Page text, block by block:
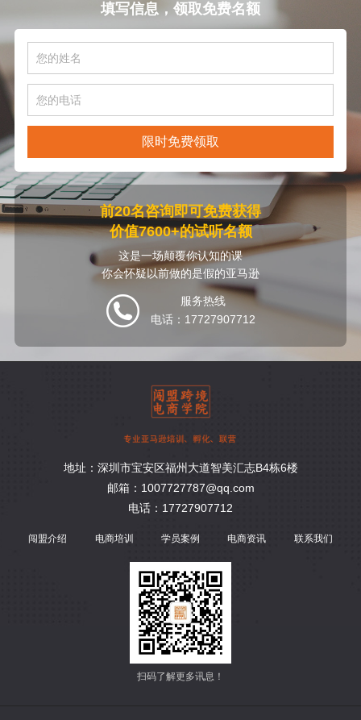
填写信息，领取免费名额
限时免费领取
前20名咨询即可免费获得
价值7600+的试听名额
这是一场颠覆你认知的课
你会怀疑以前做的是假的亚马逊
服务热线
电话：17727907712
地址：深圳市宝安区福州大道智美汇志B4栋6楼
邮箱：1007727787@qq.com
电话：17727907712
闯盟介绍 电商培训 学员案例 电商资讯 联系我们
扫码了解更多讯息！